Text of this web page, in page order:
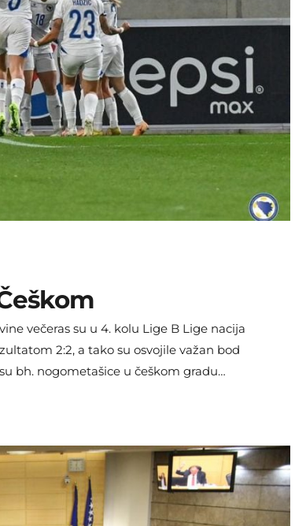
večeras su u 4. kolu Lige B Lige nacija
2:2, a tako su osvojile važan bod
bh. nogometašice u češkom gradu